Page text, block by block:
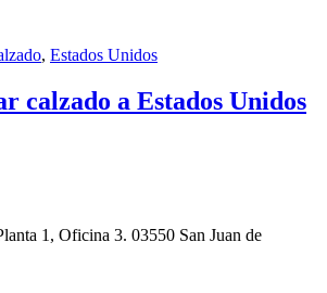
, Estados Unidos
calzado a Estados Unidos
1, Oficina 3. 03550 San Juan de